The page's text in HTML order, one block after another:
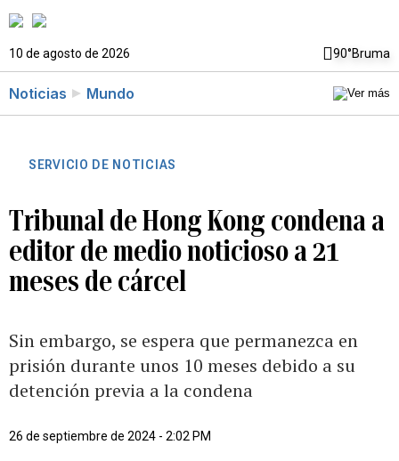
10 de agosto de 2026 90°Bruma
Noticias Mundo
SERVICIO DE NOTICIAS
Tribunal de Hong Kong condena a
editor de medio noticioso a 21
meses de cárcel
Sin embargo, se espera que permanezca en
prisión durante unos 10 meses debido a su
detención previa a la condena
26 de septiembre de 2024 - 2:02 PM